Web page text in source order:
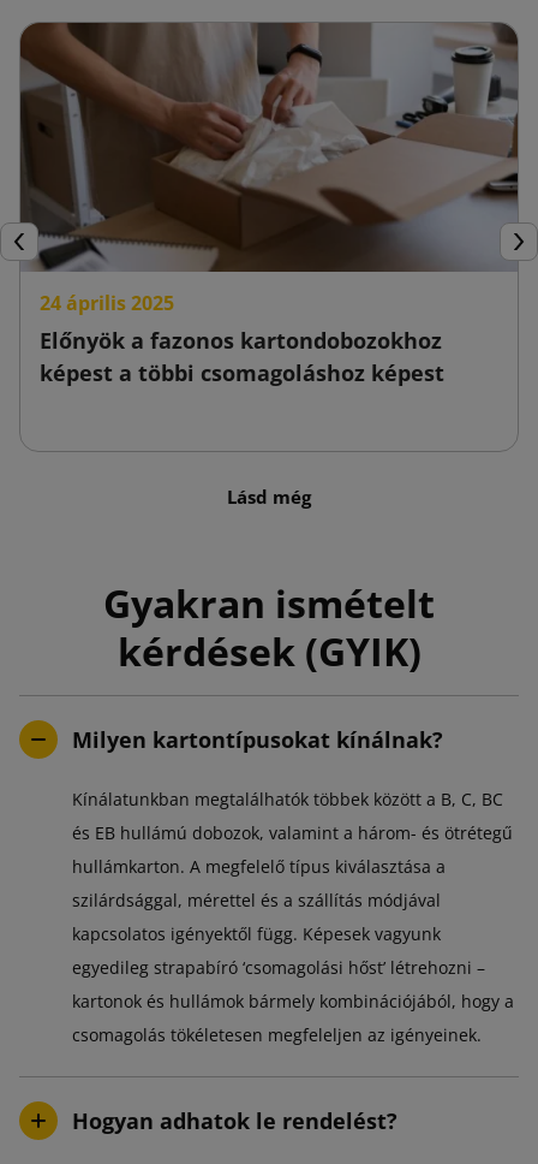
Előző
24 április 2025
Előnyök a fazonos kartondobozokhoz
képest a többi csomagoláshoz képest
Lásd még
Gyakran ismételt
kérdések (GYIK)
Milyen kartontípusokat kínálnak?
Kínálatunkban megtalálhatók többek között a B, C, BC
és EB hullámú dobozok, valamint a három- és ötrétegű
hullámkarton. A megfelelő típus kiválasztása a
szilárdsággal, mérettel és a szállítás módjával
kapcsolatos igényektől függ. Képesek vagyunk
egyedileg strapabíró ‘csomagolási hőst’ létrehozni –
kartonok és hullámok bármely kombinációjából, hogy a
csomagolás tökéletesen megfeleljen az igényeinek.
Hogyan adhatok le rendelést?